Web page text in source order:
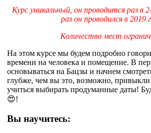
Курс уникальный, он проводится раз в
раз он проводился в 2019
Количество мест
На этом курсе мы будем подробно
времени на человека и помещение. В
основываться на Бацзы и начнем
глубже, чем вы это, возможно, привыкли
учиться выбирать продуманные даты!
😍!
Вы научитесь: